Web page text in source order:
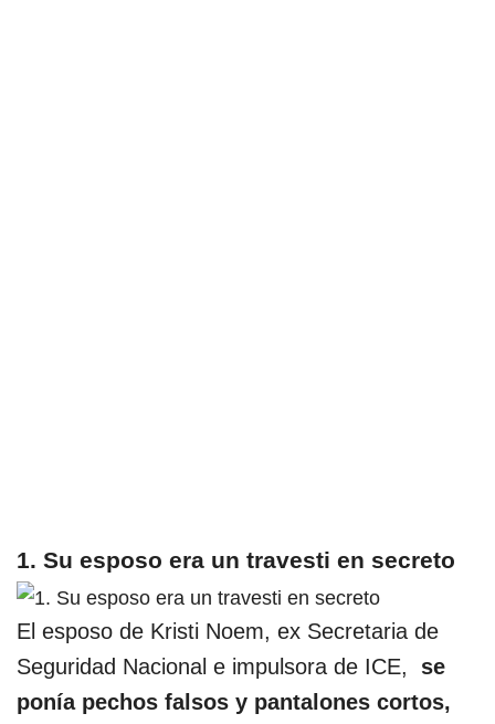
1. Su esposo era un travesti en secreto
El esposo de Kristi Noem, ex Secretaria de
Seguridad Nacional e impulsora de ICE, se
ponía pechos falsos y pantalones cortos,